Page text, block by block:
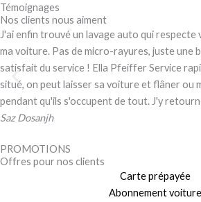
Témoignages
Nos clients nous aiment
J'ai enfin trouvé un lavage auto qui respecte
ma voiture. Pas de micro-rayures, juste une
satisfait du service ! Ella Pfeiffer Service
situé, on peut laisser sa voiture et flâner ou
pendant qu'ils s'occupent de tout. J'y
Saz Dosanjh
PROMOTIONS
Offres pour nos clients
Carte prépayée
Abonnement voiture